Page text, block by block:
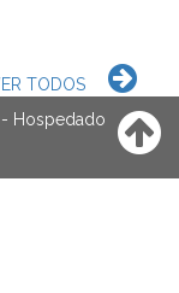
TODOS
Hospedado